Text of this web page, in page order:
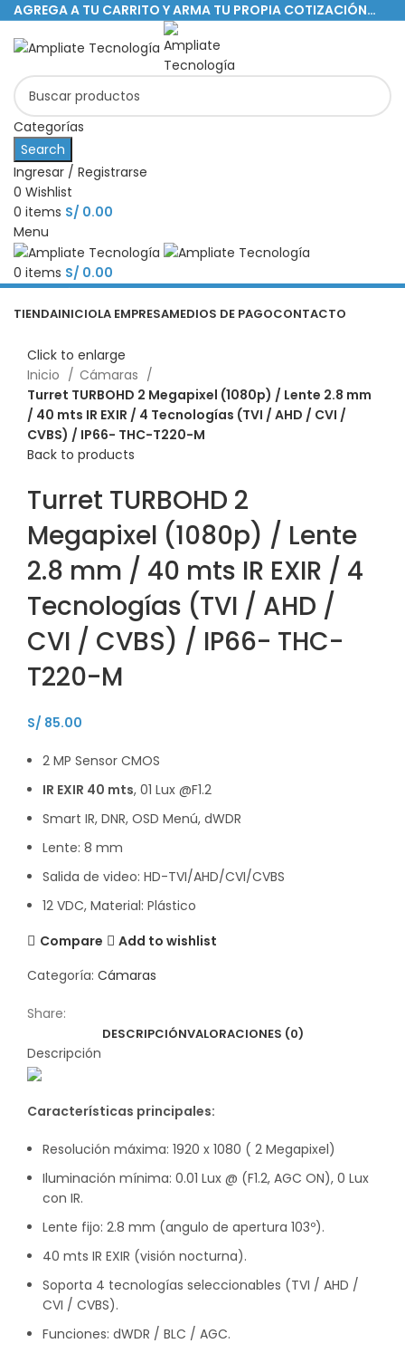
AGREGA A TU CARRITO Y ARMA TU PROPIA COTIZACIÓN…
Categorías
Search
Ingresar / Registrarse
0 Wishlist
0 items S/ 0.00
Menu
0 items S/ 0.00
Categorías
TIENDAINICIOLA EMPRESAMEDIOS DE PAGOCONTACTO
Click to enlarge
Inicio
Cámaras
Turret TURBOHD 2 Megapixel (1080p) / Lente 2.8 mm
/ 40 mts IR EXIR / 4 Tecnologías (TVI / AHD / CVI /
CVBS) / IP66- THC-T220-M
Back to products
Turret TURBOHD 2
Megapixel (1080p) / Lente
2.8 mm / 40 mts IR EXIR / 4
Tecnologías (TVI / AHD /
CVI / CVBS) / IP66- THC-
T220-M
S/ 85.00
2 MP Sensor CMOS
IR EXIR 40 mts, 01 Lux @F1.2
Smart IR, DNR, OSD Menú, dWDR
Lente: 8 mm
Salida de video: HD-TVI/AHD/CVI/CVBS
12 VDC, Material: Plástico
Compare
Add to wishlist
Categoría: Cámaras
Share:
DESCRIPCIÓNVALORACIONES (0)
Descripción
Características principales:
Resolución máxima: 1920 x 1080 ( 2 Megapixel)
Iluminación mínima: 0.01 Lux @ (F1.2, AGC ON), 0 Lux
con IR.
Lente fijo: 2.8 mm (angulo de apertura 103º).
40 mts IR EXIR (visión nocturna).
Soporta 4 tecnologías seleccionables (TVI / AHD /
CVI / CVBS).
Funciones: dWDR / BLC / AGC.